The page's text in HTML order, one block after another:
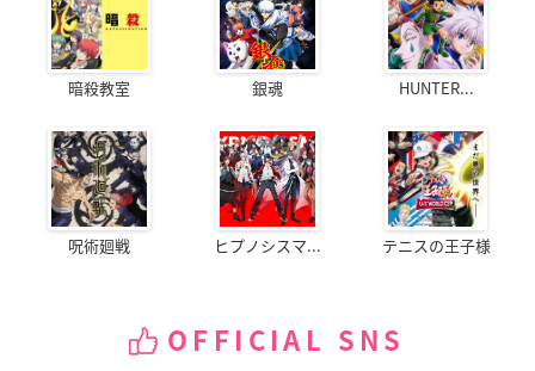
暗殺教室 銀魂 HUNTER...
呪術廻戦 ヒプノシスマ... テニスの王子様
OFFICIAL SNS